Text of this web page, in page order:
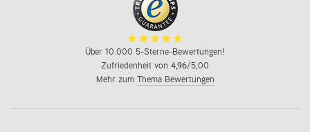
Über 10.000 5-Sterne-Bewertungen!
Zufriedenheit von 4,96/5,00
Mehr zum Thema Bewertungen